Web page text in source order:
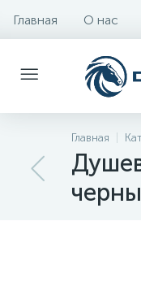
Главная О нас
Главная